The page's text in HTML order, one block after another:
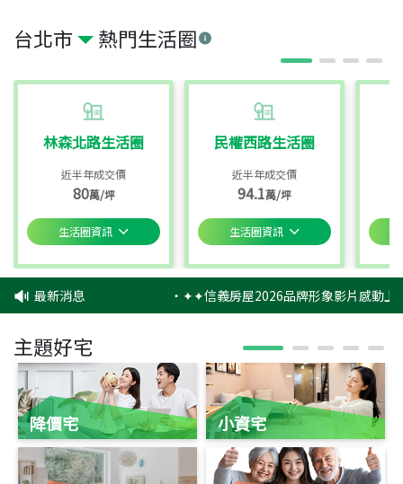
台北市 熱門生活圈
林森北路生活圈
近半年成交價
80萬/坪
生活圈資訊
民權西路生活圈
近半年成交價
94.1萬/坪
生活圈資訊
最新消息 ‧✦✦信義房屋2026品牌形象影片感動上
主題好宅
降價宅 小資宅